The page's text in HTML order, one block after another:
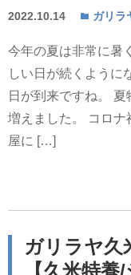
2022.10.14 ガリラ
今年の夏は非常に暑
しい日が続くように
日が到来ですね。
増えました。 コロ
屋に […]
ガリラヤ久